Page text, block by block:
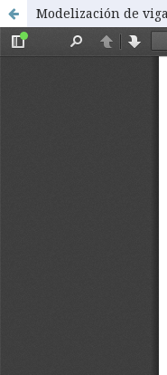
Modelización de